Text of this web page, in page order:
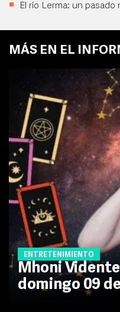
El río Lerma: un
MÁS EN EL
ENTRETENIMIENTO
Mhoni
domingo 09